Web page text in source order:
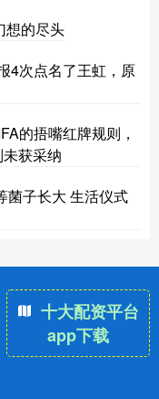
想的尽头
4次点名了王虹，原
的捂嘴红牌规则，
获采纳
菌子长大 生活仪式
十大配资平台
app下载